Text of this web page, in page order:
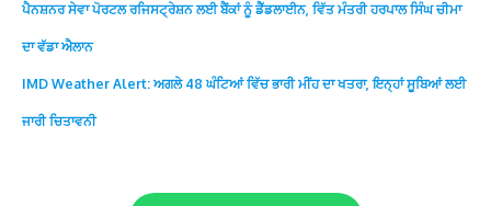
ਪੈਨਸ਼ਨਰ ਸੇਵਾ ਪੋਰਟਲ ਰਜਿਸਟ੍ਰੇਸ਼ਨ ਲਈ ਬੈਂਕਾਂ ਨੂੰ ਡੈੱਡਲਾਈਨ, ਵਿੱਤ ਮੰਤਰੀ ਹਰਪਾਲ ਸਿੰਘ ਚੀਮਾ
ਦਾ ਵੱਡਾ ਐਲਾਨ
IMD Weather Alert: ਅਗਲੇ 48 ਘੰਟਿਆਂ ਵਿੱਚ ਭਾਰੀ ਮੀਂਹ ਦਾ ਖਤਰਾ, ਇਨ੍ਹਾਂ ਸੂਬਿਆਂ ਲਈ
ਜਾਰੀ ਚਿਤਾਵਨੀ